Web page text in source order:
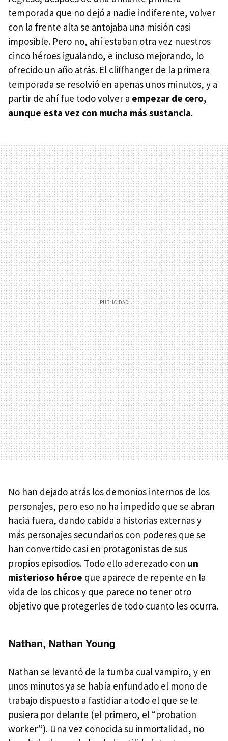
temporada que no dejó a nadie indiferente, volver
con la frente alta se antojaba una misión casi
imposible. Pero no, ahí estaban otra vez nuestros
cinco héroes igualando, e incluso mejorando, lo
ofrecido un año atrás. El cliffhanger de la primera
temporada se resolvió en apenas unos minutos, y a
partir de ahí fue todo volver a empezar de cero,
aunque esta vez con mucha más sustancia.
No han dejado atrás los demonios internos de los
personajes, pero eso no ha impedido que se abran
hacia fuera, dando cabida a historias externas y
más personajes secundarios con poderes que se
han convertido casi en protagonistas de sus
propios episodios. Todo ello aderezado con un
misterioso héroe que aparece de repente en la
vida de los chicos y que parece no tener otro
objetivo que protegerles de todo cuanto les ocurra.
Nathan, Nathan Young
Nathan se levantó de la tumba cual vampiro, y en
unos minutos ya se había enfundado el mono de
trabajo dispuesto a fastidiar a todo el que se le
pusiera por delante (el primero, el “probation
worker”). Una vez conocida su inmortalidad, no